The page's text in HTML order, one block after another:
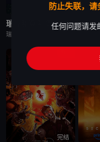
已完结
瑞克和莫蒂 第四季
完结
防止失联，
任何问题请发